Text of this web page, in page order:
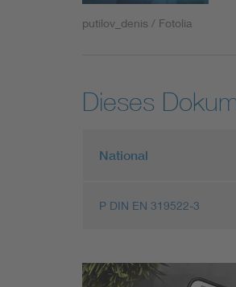
putilov_denis / Fotolia
Dieses
National
P DIN EN 319522-3